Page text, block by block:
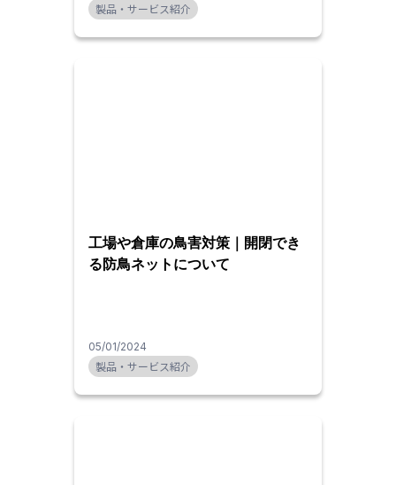
製品・サービス紹介
工場や倉庫の鳥害対策｜開閉でき
る防鳥ネットについて
05/01/2024
製品・サービス紹介